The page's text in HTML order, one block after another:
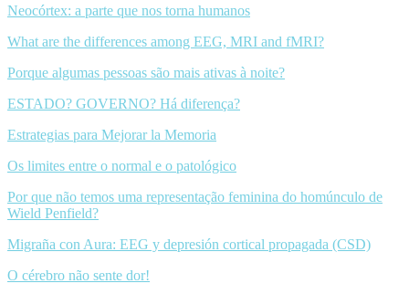
Neocórtex: a parte que nos torna humanos
What are the differences among EEG, MRI and fMRI?
Porque algumas pessoas são mais ativas à noite?
ESTADO? GOVERNO? Há diferença?
Estrategias para Mejorar la Memoria
Os limites entre o normal e o patológico
Por que não temos uma representação feminina do homúnculo de
Wield Penfield?
Migraña con Aura: EEG y depresión cortical propagada (CSD)
O cérebro não sente dor!